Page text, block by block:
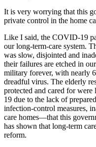
It is very worrying that this
private control in the home
Like I said, the COVID-19
our long-term-care system.
was slow, disjointed and
their failures are etched in
military forever, with nearly
dreadful virus. The elderly
protected and cared for
19 due to the lack of
infection-control measures,
care homes—that this
has shown that long-term
reform.